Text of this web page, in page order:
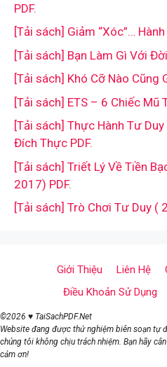
PDF.
[Tải sách] Giảm “Xóc”…
[Tải sách] Bạn Làm Gì Với
[Tải sách] Khó Cỡ Nào Cũng
[Tải sách] ETS – 6 Chiếc Mũ
[Tải sách] Thực Hành Tư
Đích Thực PDF.
[Tải sách] Triết Lý Về Tiền
2017) PDF.
[Tải sách] Trò Chơi Tư Duy (
Giới Thiệu Liên Hệ
Điều Khoản Sử Dụng
©2026 ♥ TaiSachPDF.Net
Website đang được thử nghiệm biên soạn tự
chúng tôi không chịu trách nhiệm. Bạn hãy
cảm ơn!